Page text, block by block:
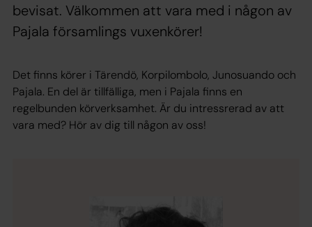
bevisat. Välkommen att vara med i någon av
Pajala församlings vuxenkörer!
Det finns körer i Tärendö, Korpilombolo, Junosuando och
Pajala. En del är tillfälliga, men i Pajala finns en
regelbunden körverksamhet. Är du intressrerad av att
vara med? Hör av dig till någon av oss!